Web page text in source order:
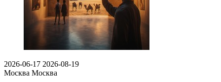
2026-06-17 2026-08-19
Москва Москва